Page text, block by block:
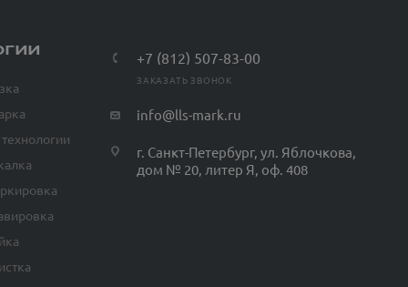
+7 (812) 507-83-00
ЗАКАЗАТЬ ЗВОНОК
info@lls-mark.ru
г. Санкт-Петербург, ул. Яблочкова,
дом № 20, литер Я, оф. 408